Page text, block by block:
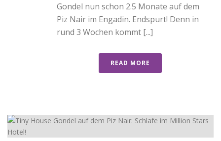
Gondel nun schon 2.5 Monate auf dem
Piz Nair im Engadin. Endspurt! Denn in
rund 3 Wochen kommt [...]
READ MORE